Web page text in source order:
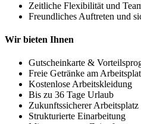
Zeitliche Flexibilität und
Freundliches Auftreten und
Wir bieten Ihnen
Gutscheinkarte &
Freie Getränke am
Kostenlose Arbeitskleidung
Bis zu 36 Tage Urlaub
Zukunftssicherer Arbeitsplatz
Strukturierte Einarbeitung